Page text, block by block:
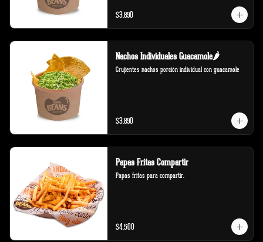
$3.890
Nachos Individuales Guacamole🌶️
Crujientes nachos porción individual con guacamole
$3.890
Papas Fritas Compartir
Papas fritas para compartir.
$4.500